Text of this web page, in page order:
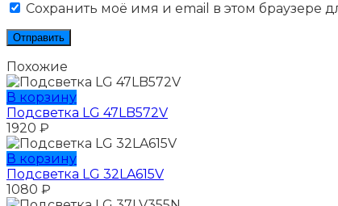
Сохранить моё имя и email в этом браузере
Похожие
В корзину
Подсветка LG 47LB572V
1920 ₽
В корзину
Подсветка LG 32LA615V
1080 ₽